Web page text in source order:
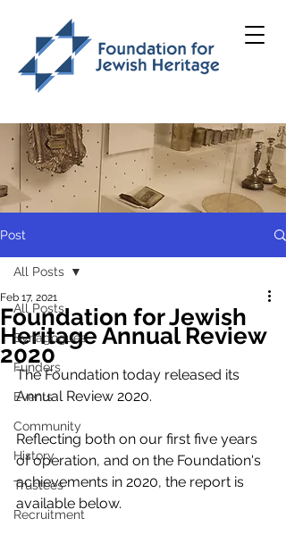
Post
All Posts
Synagogues
Funders
Events
Community
History
Trustees
Recruitment
All Posts
Foundation for Jewish
Heritage Annual Review
2020
Feb 17, 2021
The Foundation today released its
Annual Review 2020.
Reflecting both on our first five years
of operation, and on the Foundation's
achievements in 2020, the report is
available below.